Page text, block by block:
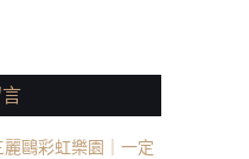
鷗彩虹樂園｜一定